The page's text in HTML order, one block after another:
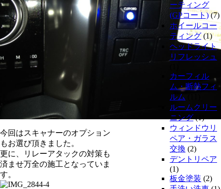
今回はスキャナーのオプション
もお選び頂きました。
更に、リレーアタックの対策も
済ませ万全の施工となっていま
す。
ーティング
(GPコート)(7)
ホイールコー
ティング(1)
ヘッドライト
リフレッシュ
カーフィル
ム・断熱フィ
ルム
ルームクリー
ニング(1)
ウィンドウリ
ペア・ガラス
交換 (2)
デントリペア
(1)
板金塗装 (2)